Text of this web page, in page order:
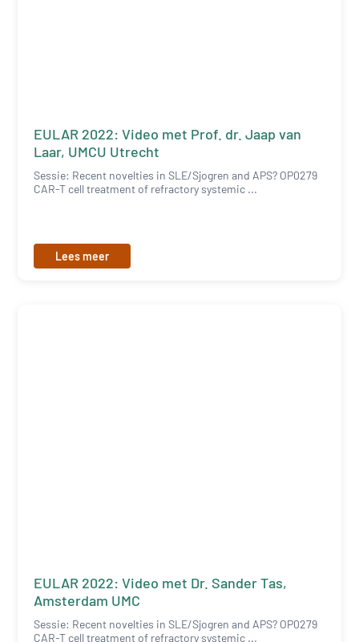
EULAR 2022: Video met Prof. dr. Jaap van
Laar, UMCU Utrecht
Sessie: Recent novelties in SLE/Sjogren and APS? OP0279
CAR-T cell treatment of refractory systemic ...
Lees meer
EULAR 2022: Video met Dr. Sander Tas,
Amsterdam UMC
Sessie: Recent novelties in SLE/Sjogren and APS? OP0279
CAR-T cell treatment of refractory systemic ...